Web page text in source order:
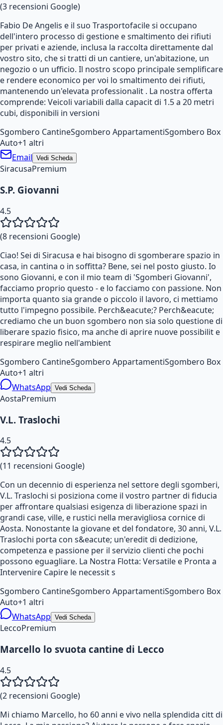
(3 recensioni Google)
Fabio De Angelis e il suo Trasportofacile si occupano
dell'intero processo di gestione e smaltimento dei rifiuti
per privati e aziende, inclusa la raccolta direttamente dal
vostro sito, che si tratti di un cantiere, un'abitazione, un
negozio o un ufficio. Il nostro scopo principale semplificare
e rendere economico per voi lo smaltimento dei rifiuti,
mantenendo un'elevata professionalit . La nostra offerta
comprende: Veicoli variabili dalla capacit di 1.5 a 20 metri
cubi, disponibili in versioni
Sgombero CantineSgombero AppartamentiSgombero Box
Auto+1 altri
Email Vedi Scheda
SiracusaPremium
S.P. Giovanni
4.5
(8 recensioni Google)
Ciao! Sei di Siracusa e hai bisogno di sgomberare spazio in
casa, in cantina o in soffitta? Bene, sei nel posto giusto. Io
sono Giovanni, e con il mio team di 'Sgomberi Giovanni',
facciamo proprio questo - e lo facciamo con passione. Non
importa quanto sia grande o piccolo il lavoro, ci mettiamo
tutto l'impegno possibile. Perch&eacute;? Perch&eacute;
crediamo che un buon sgombero non sia solo questione di
liberare spazio fisico, ma anche di aprire nuove possibilit e
respirare meglio nell'ambient
Sgombero CantineSgombero AppartamentiSgombero Box
Auto+1 altri
WhatsApp Vedi Scheda
AostaPremium
V.L. Traslochi
4.5
(11 recensioni Google)
Con un decennio di esperienza nel settore degli sgomberi,
V.L. Traslochi si posiziona come il vostro partner di fiducia
per affrontare qualsiasi esigenza di liberazione spazi in
grandi case, ville, e rustici nella meravigliosa cornice di
Aosta. Nonostante la giovane et del fondatore, 30 anni, V.L.
Traslochi porta con s&eacute; un'eredit di dedizione,
competenza e passione per il servizio clienti che pochi
possono eguagliare. La Nostra Flotta: Versatile e Pronta a
Intervenire Capire le necessit s
Sgombero CantineSgombero AppartamentiSgombero Box
Auto+1 altri
WhatsApp Vedi Scheda
LeccoPremium
Marcello lo svuota cantine di Lecco
4.5
(2 recensioni Google)
Mi chiamo Marcello, ho 60 anni e vivo nella splendida citt di